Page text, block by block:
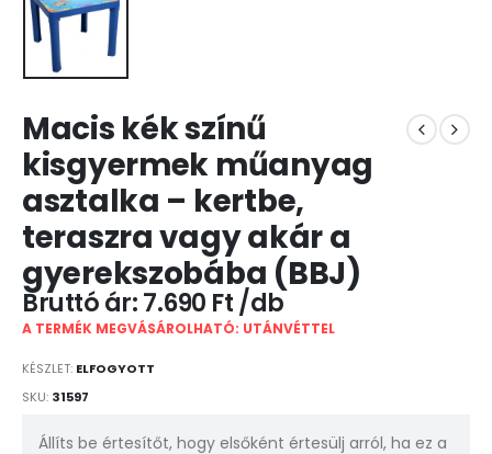
Macis kék színű
kisgyermek műanyag
asztalka – kertbe,
teraszra vagy akár a
gyerekszobába (BBJ)
7.690 Ft
A TERMÉK MEGVÁSÁROLHATÓ: UTÁNVÉTTEL
KÉSZLET: ELFOGYOTT
SKU: 31597
Állíts be értesítőt, hogy elsőként értesülj arról, ha ez a